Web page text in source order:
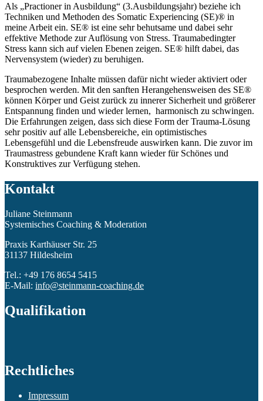
Als „Practioner in Ausbildung“ (3.Ausbildungsjahr) beziehe ich
Techniken und Methoden des Somatic Experiencing (SE)® in
meine Arbeit ein. SE® ist eine sehr behutsame und dabei sehr
effektive Methode zur Auflösung von Stress. Traumabedingter
Stress kann sich auf vielen Ebenen zeigen. SE® hilft dabei, das
Nervensystem (wieder) zu beruhigen.
Traumabezogene Inhalte müssen dafür nicht wieder aktiviert oder
besprochen werden. Mit den sanften Herangehensweisen des SE®
können Körper und Geist zurück zu innerer Sicherheit und größerer
Entspannung finden und wieder lernen, harmonisch zu schwingen.
Die Erfahrungen zeigen, dass sich diese Form der Trauma-Lösung
sehr positiv auf alle Lebensbereiche, ein optimistisches
Lebensgefühl und die Lebensfreude auswirken kann. Die zuvor im
Traumastress gebundene Kraft kann wieder für Schönes und
Konstruktives zur Verfügung stehen.
Kontakt
Juliane Steinmann
Systemisches Coaching & Moderation
Praxis Karthäuser Str. 25
31137 Hildesheim
Tel.: +49 176 8654 5415
E-Mail: info@steinmann-coaching.de
Qualifikation
Rechtliches
Impressum